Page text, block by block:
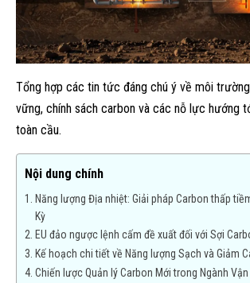
Tổng hợp các tin tức đáng chú ý về môi
vững, chính sách carbon và các nỗ lực hướng
toàn cầu.
Nội dung chính
Năng lượng Địa nhiệt: Giải pháp Carbon thấp
Kỳ
EU đảo ngược lệnh cấm đề xuất đối với Sợi
Kế hoạch chi tiết về Năng lượng Sạch và Giảm
Chiến lược Quản lý Carbon Mới trong Ngành